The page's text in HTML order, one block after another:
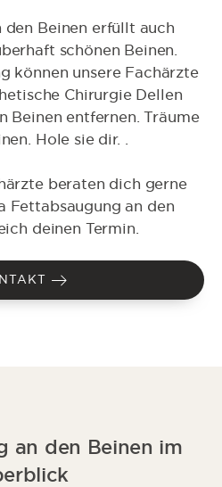
Beinen erfüllt auch
schönen Beinen.
können unsere Fachärzte
Chirurgie Dellen
Beinen entfernen. Träume
Hole sie dir. .
beraten dich gerne
Fettabsaugung an den
deinen Termin.
an den Beinen im